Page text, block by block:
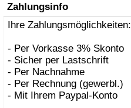
Zahlungsinfo
Ihre Zahlungsmöglichkeiten:
- Per Vorkasse 3% Skonto
- Sicher per Lastschrift
- Per Nachnahme
- Per Rechnung (gewerbl.)
- Mit Ihrem Paypal-Konto